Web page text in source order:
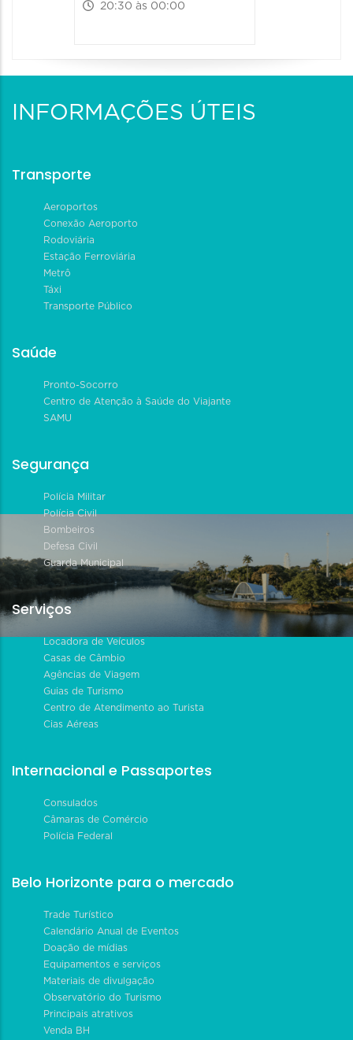
20:30 às 00:00
INFORMAÇÕES ÚTEIS
Transporte
Aeroportos
Conexão Aeroporto
Rodoviária
Estação Ferroviária
Metrô
Táxi
Transporte Público
Saúde
Pronto-Socorro
Centro de Atenção à Saúde do Viajante
SAMU
Segurança
Polícia Militar
Polícia Civil
Bombeiros
Defesa Civil
Guarda Municipal
Serviços
Locadora de Veículos
Casas de Câmbio
Agências de Viagem
Guias de Turismo
Centro de Atendimento ao Turista
Cias Aéreas
Internacional e Passaportes
Consulados
Câmaras de Comércio
Polícia Federal
Belo Horizonte para o mercado
Trade Turístico
Calendário Anual de Eventos
Doação de mídias
Equipamentos e serviços
Materiais de divulgação
Observatório do Turismo
Principais atrativos
Venda BH